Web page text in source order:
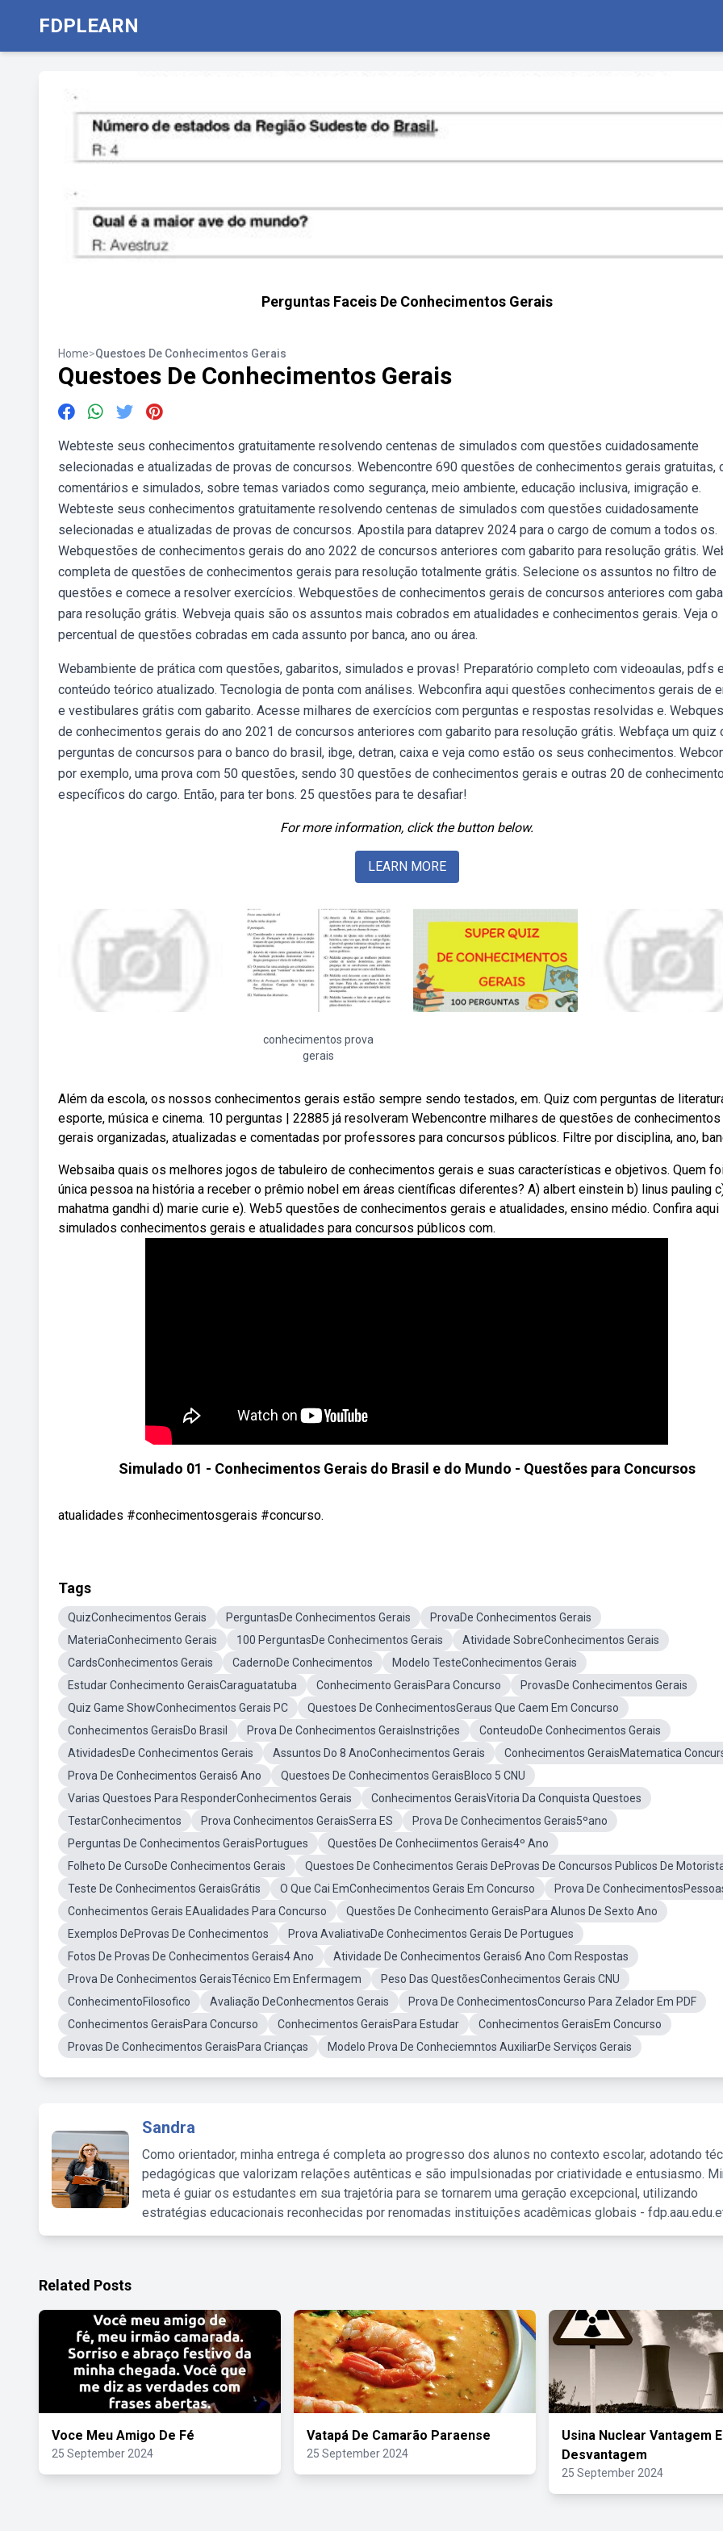
FDPLEARN
Perguntas Faceis De Conhecimentos Gerais
Home>Questoes De Conhecimentos Gerais
Questoes De Conhecimentos Gerais
Webteste seus conhecimentos gratuitamente resolvendo centenas de simulados com questões cuidadosamente
selecionadas e atualizadas de provas de concursos. Webencontre 690 questões de conhecimentos gerais gratuitas,
comentários e simulados, sobre temas variados como segurança, meio ambiente, educação inclusiva, imigração e.
Webteste seus conhecimentos gratuitamente resolvendo centenas de simulados com questões cuidadosamente
selecionadas e atualizadas de provas de concursos. Apostila para dataprev 2024 para o cargo de comum a todos os.
Webquestões de conhecimentos gerais do ano 2022 de concursos anteriores com gabarito para resolução grátis.
completa de questões de conhecimentos gerais para resolução totalmente grátis. Selecione os assuntos no filtro de
questões e comece a resolver exercícios. Webquestões de conhecimentos gerais de concursos anteriores com
para resolução grátis. Webveja quais são os assuntos mais cobrados em atualidades e conhecimentos gerais. Veja o
percentual de questões cobradas em cada assunto por banca, ano ou área.
Webambiente de prática com questões, gabaritos, simulados e provas! Preparatório completo com videoaulas, pdfs
conteúdo teórico atualizado. Tecnologia de ponta com análises. Webconfira aqui questões conhecimentos gerais de
e vestibulares grátis com gabarito. Acesse milhares de exercícios com perguntas e respostas resolvidas e.
de conhecimentos gerais do ano 2021 de concursos anteriores com gabarito para resolução grátis. Webfaça um quiz
perguntas de concursos para o banco do brasil, ibge, detran, caixa e veja como estão os seus conhecimentos.
por exemplo, uma prova com 50 questões, sendo 30 questões de conhecimentos gerais e outras 20 de
específicos do cargo. Então, para ter bons. 25 questões para te desafiar!
For more information, click the button below.
LEARN MORE
conhecimentos prova
gerais
Além da escola, os nossos conhecimentos gerais estão sempre sendo testados, em. Quiz com perguntas de
esporte, música e cinema. 10 perguntas | 22885 já resolveram Webencontre milhares de questões de conhecimentos
gerais organizadas, atualizadas e comentadas por professores para concursos públicos. Filtre por disciplina, ano,
Websaiba quais os melhores jogos de tabuleiro de conhecimentos gerais e suas características e objetivos. Quem
única pessoa na história a receber o prêmio nobel em áreas científicas diferentes? A) albert einstein b) linus pauling
mahatma gandhi d) marie curie e). Web5 questões de conhecimentos gerais e atualidades, ensino médio. Confira aqui
simulados conhecimentos gerais e atualidades para concursos públicos com.
Simulado 01 - Conhecimentos Gerais do Brasil e do Mundo - Questões para Concursos
atualidades #conhecimentosgerais #concurso.
Tags
QuizConhecimentos Gerais PerguntasDe Conhecimentos Gerais
ProvaDe Conhecimentos Gerais
MateriaConhecimento Gerais
100 PerguntasDe Conhecimentos Gerais
Atividade SobreConhecimentos Gerais
CardsConhecimentos Gerais
CadernoDe Conhecimentos
Modelo TesteConhecimentos Gerais
Estudar Conhecimento GeraisCaraguatatuba
Conhecimento GeraisPara Concurso
ProvasDe Conhecimentos Gerais
Quiz Game ShowConhecimentos Gerais PC
Questoes De ConhecimentosGeraus Que Caem Em Concurso
Conhecimentos GeraisDo Brasil
Prova De Conhecimentos GeraisInstrições
ConteudoDe Conhecimentos Gerais
AtividadesDe Conhecimentos Gerais
Assuntos Do 8 AnoConhecimentos Gerais
Conhecimentos GeraisMatematica
Prova De Conhecimentos Gerais6 Ano
Questoes De Conhecimentos GeraisBloco 5 CNU
Varias Questoes Para ResponderConhecimentos Gerais
Conhecimentos GeraisVitoria Da Conquista Questoes
TestarConhecimentos
Prova Conhecimentos GeraisSerra ES
Prova De Conhecimentos Gerais5ºano
Perguntas De Conhecimentos GeraisPortugues
Questões De Conheciimentos Gerais4º Ano
Folheto De CursoDe Conhecimentos Gerais
Questoes De Conhecimentos Gerais DeProvas De Concursos Publicos De
Teste De Conhecimentos GeraisGrátis
O Que Cai EmConhecimentos Gerais Em Concurso
Prova De
Conhecimentos Gerais EAualidades Para Concurso
Questões De Conhecimento GeraisPara Alunos De Sexto Ano
Exemplos DeProvas De Conhecimentos
Prova AvaliativaDe Conhecimentos Gerais De Portugues
Fotos De Provas De Conhecimentos Gerais4 Ano
Atividade De Conhecimentos Gerais6 Ano Com Respostas
Prova De Conhecimentos GeraisTécnico Em Enfermagem
Peso Das QuestõesConhecimentos Gerais CNU
ConhecimentoFilosofico
Avaliação DeConhecmentos Gerais
Prova De ConhecimentosConcurso Para Zelador Em PDF
Conhecimentos GeraisPara Concurso
Conhecimentos GeraisPara Estudar
Conhecimentos GeraisEm Concurso
Provas De Conhecimentos GeraisPara Crianças
Modelo Prova De Conheciemntos AuxiliarDe Serviços Gerais
Sandra
Como orientador, minha entrega é completa ao progresso dos alunos no contexto escolar, adotando
pedagógicas que valorizam relações autênticas e são impulsionadas por criatividade e entusiasmo.
meta é guiar os estudantes em sua trajetória para se tornarem uma geração excepcional, utilizando
estratégias educacionais reconhecidas por renomadas instituições acadêmicas globais -
Related Posts
Voce Meu Amigo De Fé
25 September 2024
Vatapá De Camarão Paraense
25 September 2024
Usina Nuclear Vantagem E
Desvantagem
25 September 2024